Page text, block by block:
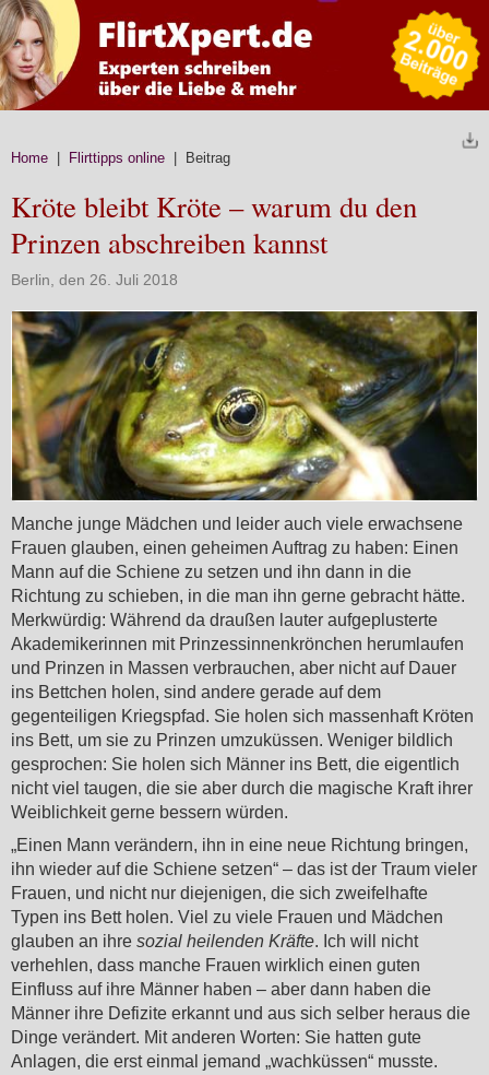
Home Flirttipps online | Beitrag
Kröte bleibt Kröte – warum du den
Prinzen abschreiben kannst
Berlin, den 26. Juli 2018
Manche junge Mädchen und leider auch viele erwachsene
Frauen glauben, einen geheimen Auftrag zu haben: Einen
Mann auf die Schiene zu setzen und ihn dann in die
Richtung zu schieben, in die man ihn gerne gebracht hätte.
Merkwürdig: Während da draußen lauter aufgeplusterte
Akademikerinnen mit Prinzessinnenkrönchen herumlaufen
und Prinzen in Massen verbrauchen, aber nicht auf Dauer
ins Bettchen holen, sind andere gerade auf dem
gegenteiligen Kriegspfad. Sie holen sich massenhaft Kröten
ins Bett, um sie zu Prinzen umzuküssen. Weniger bildlich
gesprochen: Sie holen sich Männer ins Bett, die eigentlich
nicht viel taugen, die sie aber durch die magische Kraft ihrer
Weiblichkeit gerne bessern würden.
„Einen Mann verändern, ihn in eine neue Richtung bringen,
ihn wieder auf die Schiene setzen“ – das ist der Traum vieler
Frauen, und nicht nur diejenigen, die sich zweifelhafte
Typen ins Bett holen. Viel zu viele Frauen und Mädchen
glauben an ihre sozial heilenden Kräfte. Ich will nicht
verhehlen, dass manche Frauen wirklich einen guten
Einfluss auf ihre Männer haben – aber dann haben die
Männer ihre Defizite erkannt und aus sich selber heraus die
Dinge verändert. Mit anderen Worten: Sie hatten gute
Anlagen, die erst einmal jemand „wachküssen“ musste.